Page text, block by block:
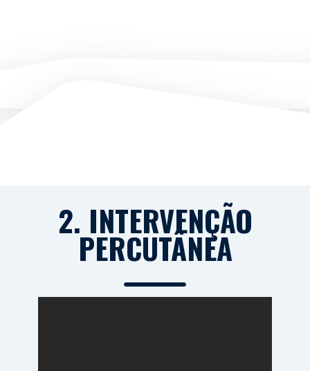
2. INTERVENÇÃO
PERCUTÂNEA